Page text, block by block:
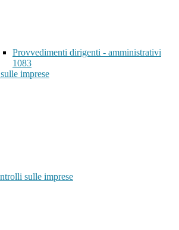
Provvedimenti dirigenti - amministrativi
1083
imprese
sulle imprese